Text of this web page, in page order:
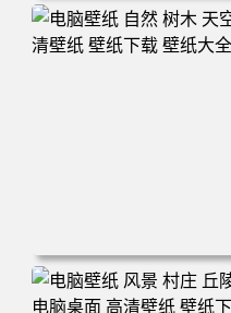
电脑壁纸 自然 水 海滩 冰
壁纸下载 壁纸大全
电脑壁纸 自然 树木 天空
壁纸下载 壁纸大全